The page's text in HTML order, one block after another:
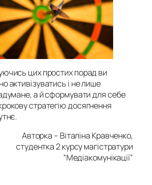
цих простих порад ви
активізуватись і не лише
а й сформувати для себе
стратегію досягнення
Авторка – Віталіна Кравченко,
студентка 2 курсу магістратури
“Медіакомунікації”